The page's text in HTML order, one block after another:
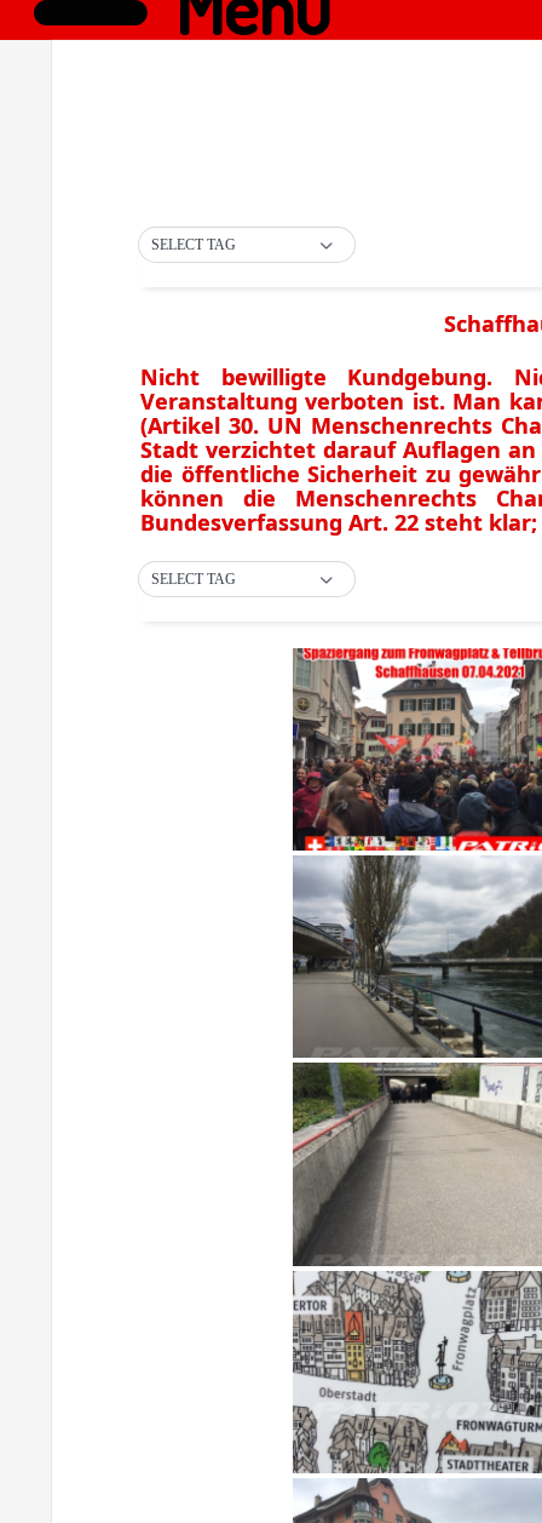
SELECT TAG
Nicht bewilligte Kundgebung.
Veranstaltung verboten ist. Man
(Artikel 30. UN Menschenrechts
Stadt verzichtet darauf Auflagen
die öffentliche Sicherheit zu
können die Menschenrechts
Bundesverfassung Art. 22 steht
SELECT TAG